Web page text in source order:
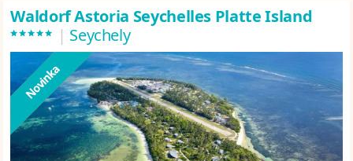
Waldorf Astoria Seychelles Platte Island
***** | Seychely